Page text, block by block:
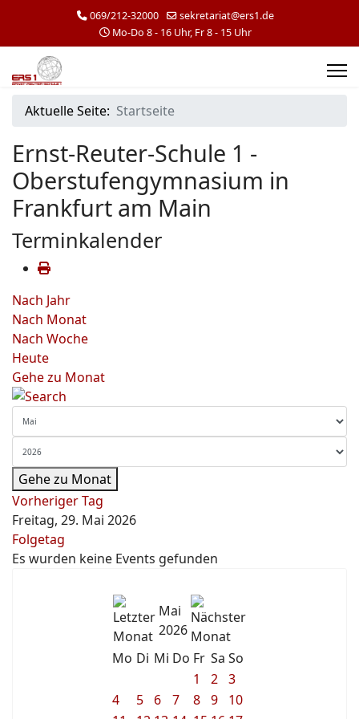
069/212-32000
sekretariat@ers1.de
Mo-Do 8 - 16 Uhr, Fr 8 - 15 Uhr
Aktuelle Seite: Startseite
Ernst-Reuter-Schule 1 -
Oberstufengymnasium in
Frankfurt am Main
Terminkalender
Nach Jahr
Nach Monat
Nach Woche
Heute
Gehe zu Monat
Gehe zu Monat
Vorheriger Tag
Freitag, 29. Mai 2026
Folgetag
Es wurden keine Events gefunden
Mai
2026
Mo Di Mi Do Fr Sa So
1
2 3
4
5 6 7 8 9
10